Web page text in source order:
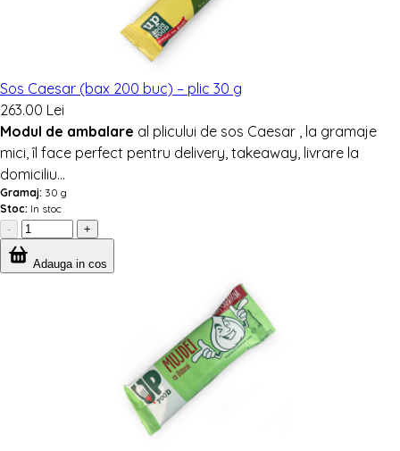
Sos Caesar (bax 200 buc) – plic 30 g
263.00 Lei
Modul de ambalare al plicului de sos Caesar , la gramaje
mici, îl face perfect pentru delivery, takeaway, livrare la
domiciliu...
Gramaj: 30 g
Stoc: In stoc
-
+
Adauga in cos